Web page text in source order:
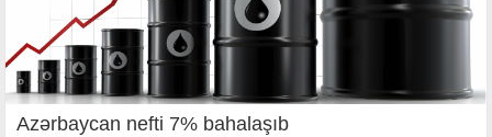
Azərbaycan nefti 7% bahalaşıb